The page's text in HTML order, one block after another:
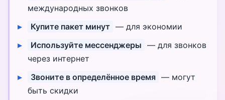
международных звонков
Купите пакет минут — для экономии
Используйте мессенджеры — для звонков
через интернет
Звоните в определённое время — могут
быть скидки